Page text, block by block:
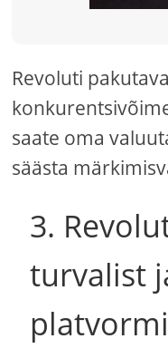
Revoluti
saate oma
säästa
3.
turvalist
platvormi